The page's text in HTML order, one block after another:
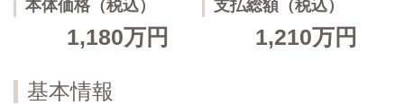
本体価格（税込）
1,180万円
支払総額（税込）
1,210万円
基本情報